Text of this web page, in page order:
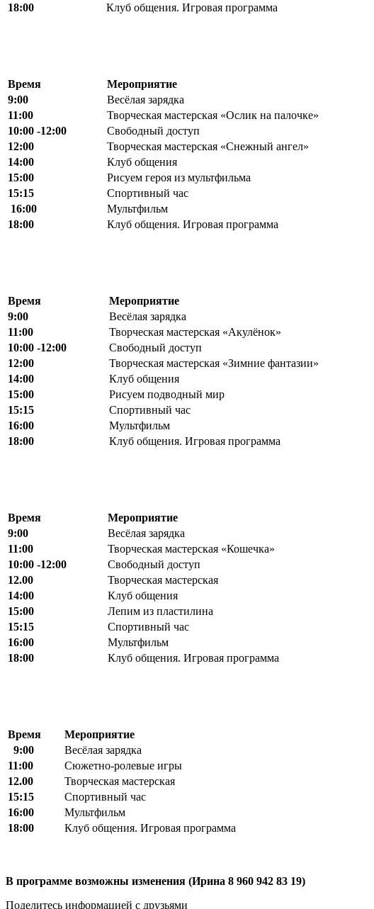
18:00
Клуб общения. Игровая программа
Время Мероприятие
9:00
Весёлая зарядка
11:00
Творческая мастерская «Ослик на палочке»
10:00 -12:00
Свободный доступ
12:00
Творческая мастерская «Снежный ангел»
14:00
Клуб общения
15:00
Рисуем героя из мультфильма
15:15
Спортивный час
16:00
Мультфильм
18:00
Клуб общения. Игровая программа
Время Мероприятие
9:00
Весёлая зарядка
11:00
Творческая мастерская «Акулёнок»
10:00 -12:00
Свободный доступ
12:00
Творческая мастерская «Зимние фантазии»
14:00
Клуб общения
15:00
Рисуем подводный мир
15:15
Спортивный час
16:00
Мультфильм
18:00
Клуб общения. Игровая программа
Время Мероприятие
9:00
Весёлая зарядка
11:00
Творческая мастерская «Кошечка»
10:00 -12:00
Свободный доступ
12.00
Творческая мастерская
14:00
Клуб общения
15:00
Лепим из пластилина
15:15
Спортивный час
16:00
Мультфильм
18:00
Клуб общения. Игровая программа
Время Мероприятие
9:00
Весёлая зарядка
11:00
Сюжетно-ролевые игры
12.00
Творческая мастерская
15:15
Спортивный час
16:00
Мультфильм
18:00
Клуб общения. Игровая программа
В программе возможны изменения (Ирина 8 960 942 83 19)
Поделитесь информацией с друзьями